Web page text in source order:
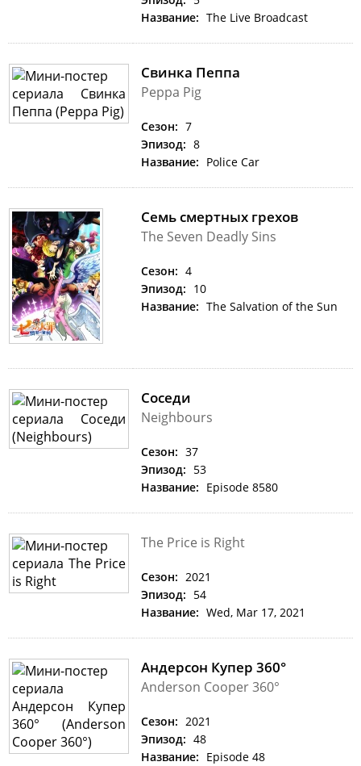
Название: The Live Broadcast
Свинка Пеппа
Peppa Pig
Сезон: 7
Эпизод: 8
Название: Police Car
Семь смертных грехов
The Seven Deadly Sins
Сезон: 4
Эпизод: 10
Название: The Salvation of the Sun
Соседи
Neighbours
Сезон: 37
Эпизод: 53
Название: Episode 8580
The Price is Right
Сезон: 2021
Эпизод: 54
Название: Wed, Mar 17, 2021
Андерсон Купер 360°
Anderson Cooper 360°
Сезон: 2021
Эпизод: 48
Название: Episode 48